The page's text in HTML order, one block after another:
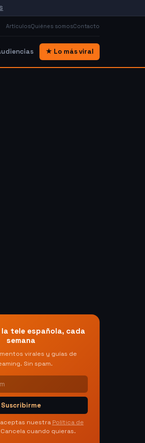
ArtículosQuiénes somosContacto
★ Lo más viral
la tele española, cada
semana
virales y guías de
Sin spam.
Suscribirme
nuestra Política de
Cancela cuando quieras.